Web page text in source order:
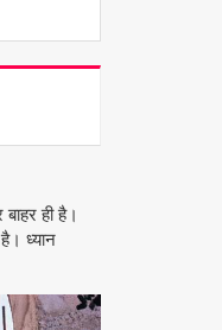
ही है।
है। ध्यान